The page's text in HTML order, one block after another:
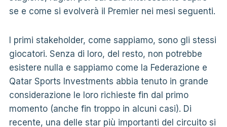
se e come si evolverà il Premier nei mesi seguenti.
I primi stakeholder, come sappiamo, sono gli stessi
giocatori. Senza di loro, del resto, non potrebbe
esistere nulla e sappiamo come la Federazione e
Qatar Sports Investments abbia tenuto in grande
considerazione le loro richieste fin dal primo
momento (anche fin troppo in alcuni casi). Di
recente, una delle star più importanti del circuito si